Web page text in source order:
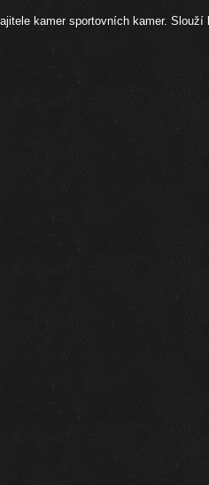
kamer sportovních kamer. Slouží